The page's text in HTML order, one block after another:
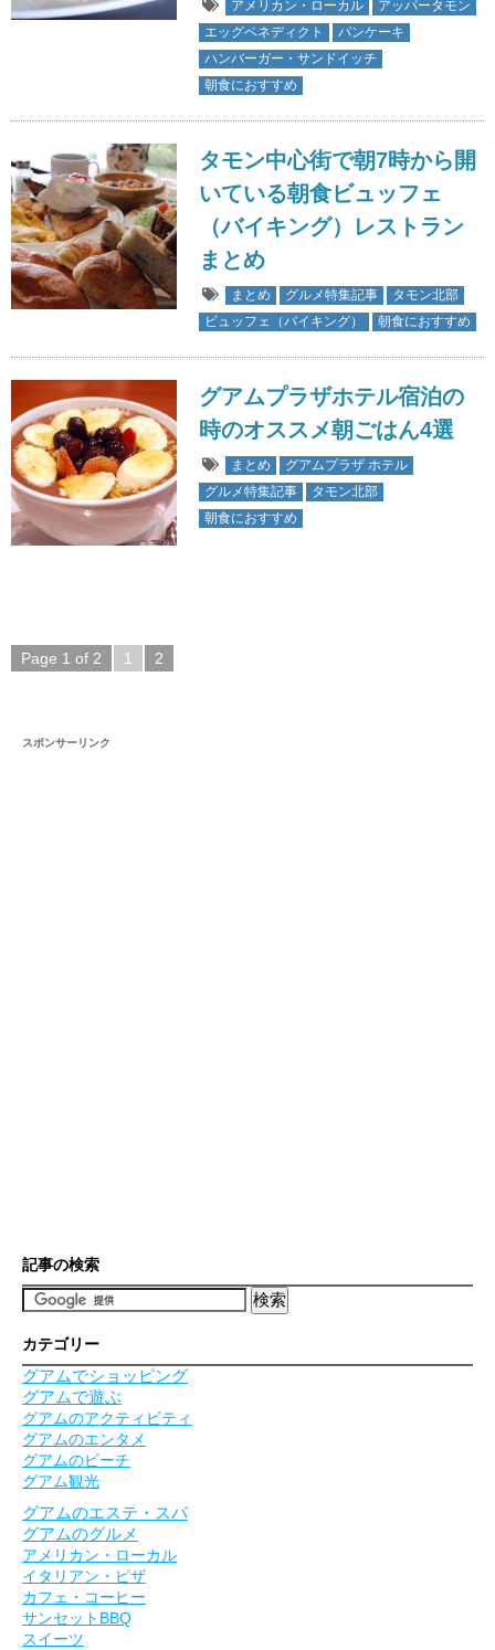
アメリカン・ローカル
アッパータモン
エッグベネディクト
パンケーキ
ハンバーガー・サンドイッチ
朝食におすすめ
タモン中心街で朝7時から開
いている朝食ビュッフェ
（バイキング）レストラン
まとめ
まとめ グルメ特集記事
タモン北部
ビュッフェ（バイキング）
朝食におすすめ
グアムプラザホテル宿泊の
時のオススメ朝ごはん4選
まとめ
グアムプラザ ホテル
グルメ特集記事
タモン北部
朝食におすすめ
Page 1 of 2 1 2
スポンサーリンク
記事の検索
カテゴリー
グアムでショッピング
グアムで遊ぶ
グアムのアクティビティ
グアムのエンタメ
グアムのビーチ
グアム観光
グアムのエステ・スパ
グアムのグルメ
アメリカン・ローカル
イタリアン・ピザ
カフェ・コーヒー
サンセットBBQ
スイーツ